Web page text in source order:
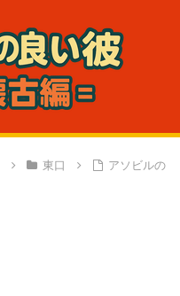
東口
アソビルの